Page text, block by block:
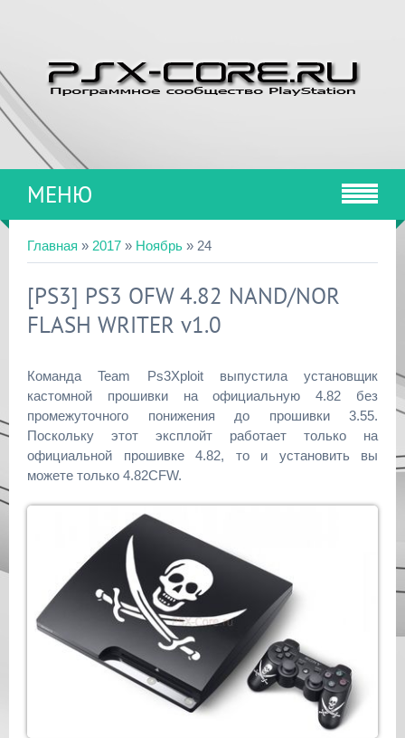
МЕНЮ
Главная » 2017 » Ноябрь » 24
[PS3] PS3 OFW 4.82 NAND/NOR
FLASH WRITER v1.0
Команда Team Ps3Xploit выпустила установщик
кастомной прошивки на официальную 4.82 без
промежуточного понижения до прошивки 3.55.
Поскольку этот эксплойт работает только на
официальной прошивке 4.82, то и установить вы
можете только 4.82CFW.